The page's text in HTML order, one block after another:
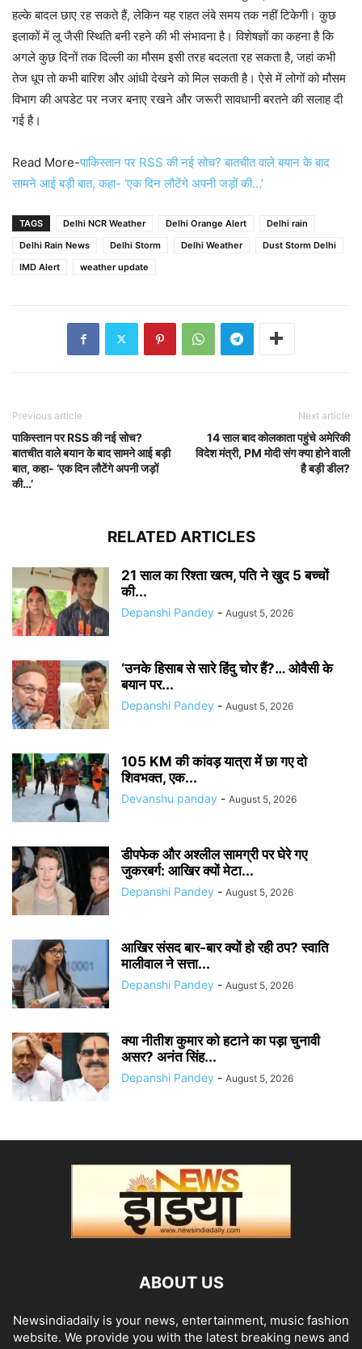
हल्के बादल छाए रह सकते हैं, लेकिन यह राहत लंबे समय तक नहीं टिकेगी। कुछ
इलाकों में लू जैसी स्थिति बनी रहने की भी संभावना है। विशेषज्ञों का कहना है कि
अगले कुछ दिनों तक दिल्ली का मौसम इसी तरह बदलता रह सकता है, जहां कभी
तेज धूप तो कभी बारिश और आंधी देखने को मिल सकती है। ऐसे में लोगों को मौसम
विभाग की अपडेट पर नजर बनाए रखने और जरूरी सावधानी बरतने की सलाह दी
गई है।
Read More-पाकिस्तान पर RSS की नई सोच? बातचीत वाले बयान के बाद
सामने आई बड़ी बात, कहा- ‘एक दिन लौटेंगे अपनी जड़ों की…’
TAGS Delhi NCR Weather Delhi Orange Alert
Delhi rain
Delhi Rain News
Delhi Storm Delhi Weather
Dust Storm Delhi
IMD Alert
weather update
Previous article
पाकिस्तान पर RSS की नई सोच?
बातचीत वाले बयान के बाद सामने आई बड़ी
बात, कहा- ‘एक दिन लौटेंगे अपनी जड़ों
की…’
Next article
14 साल बाद कोलकाता पहुंचे अमेरिकी
विदेश मंत्री, PM मोदी संग क्या होने वाली
है बड़ी डील?
RELATED ARTICLES
21 साल का रिश्ता खत्म, पति ने खुद 5 बच्चों
की...
Depanshi Pandey - August 5, 2026
‘उनके हिसाब से सारे हिंदु चोर हैं?… ओवैसी के
बयान पर...
Depanshi Pandey - August 5, 2026
105 KM की कांवड़ यात्रा में छा गए दो
शिवभक्त, एक...
Devanshu panday - August 5, 2026
डीपफेक और अश्लील सामग्री पर घेरे गए
जुकरबर्ग: आखिर क्यों मेटा...
Depanshi Pandey - August 5, 2026
आखिर संसद बार-बार क्यों हो रही ठप? स्वाति
मालीवाल ने सत्ता...
Depanshi Pandey - August 5, 2026
क्या नीतीश कुमार को हटाने का पड़ा चुनावी
असर? अनंत सिंह...
Depanshi Pandey - August 5, 2026
ABOUT US
Newsindiadaily is your news, entertainment, music fashion
website. We provide you with the latest breaking news and